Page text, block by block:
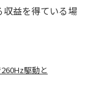
益を得ている場
駆動と